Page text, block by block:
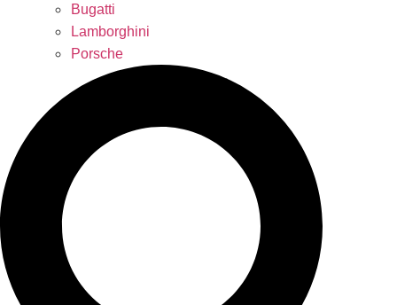
Bugatti
Lamborghini
Porsche